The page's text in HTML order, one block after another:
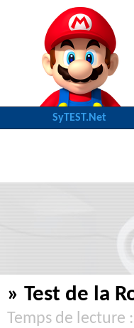
SyTEST.Net
» Test de la
Temps de lecture